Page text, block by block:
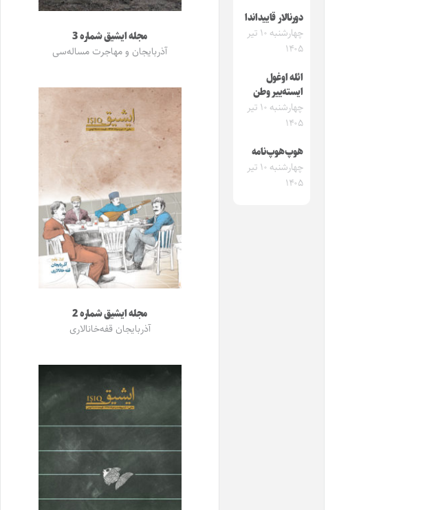
دورنالار قاییداندا
چهارشنبه ۱۰ تیر
۱۴۰۵
ائله اوغول
ایسته‌ییر وطن
چهارشنبه ۱۰ تیر
۱۴۰۵
هوپ‌هوپ‌نامه
چهارشنبه ۱۰ تیر
۱۴۰۵
مجله ایشیق شماره 3
آذربایجان و مهاجرت مساله‌سی
مجله ایشیق شماره 2
آذربایجان قفه‌خانالاری